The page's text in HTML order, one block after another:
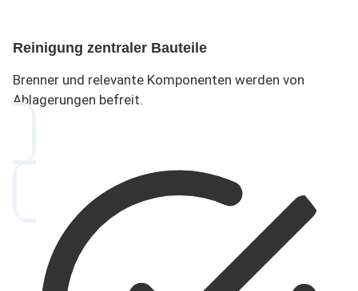
Reinigung zentraler Bauteile
Brenner und relevante Komponenten werden von
Ablagerungen befreit.